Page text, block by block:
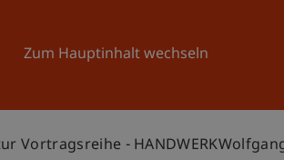
Zum Hauptinhalt wechseln
Universität Aktuelles
Vortragsreihe -